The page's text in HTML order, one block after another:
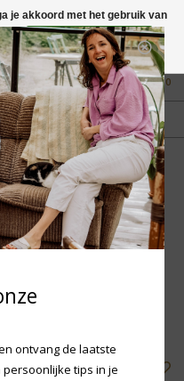
58 250 1503
0
FYSIEKE WINKEL
in Mantgum (frl)
Pearl White Narrow
Pearl White
je akkoord met het gebruik van
Dit bericht verbergen
»
ontvang de laatste
tips in je